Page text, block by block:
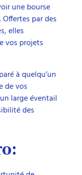
une bourse
par des
elles
vos projets
à quelqu’un
de vos
large éventail
des